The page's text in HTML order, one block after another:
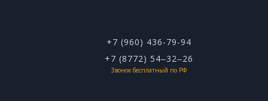
+7 (960) 436-79-94
+7 (8772) 54‒32‒26
Звонок бесплатный по РФ